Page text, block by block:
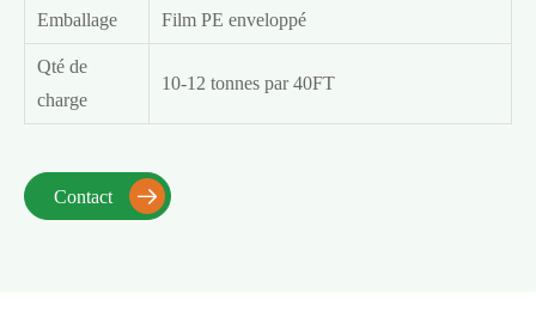
Emballage Film PE enveloppé
Qté de
charge
10-12 tonnes par 40FT
Contact 